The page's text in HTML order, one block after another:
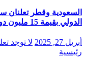
السعودية وقطر تعلنان
الدولي بقيمة 15 مليون دولار.
أبريل 27, 2025
لا توجد
رئيسية